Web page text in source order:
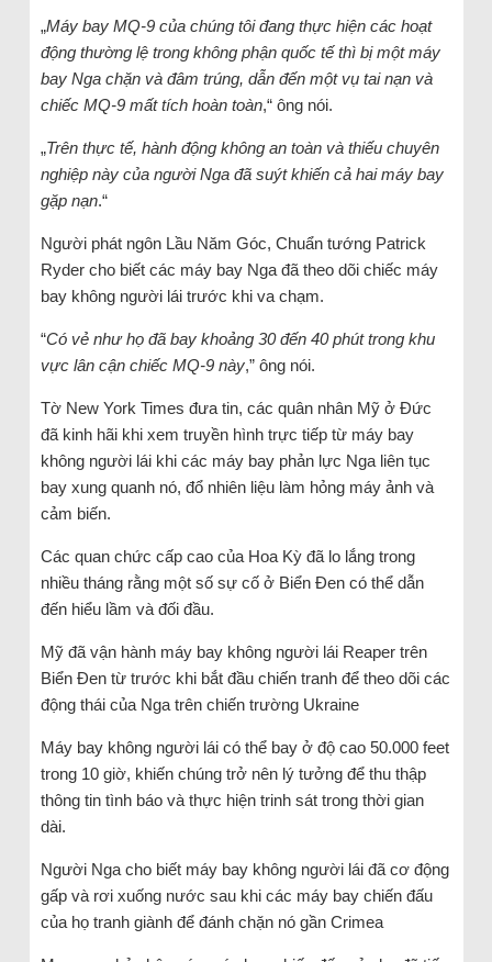
„Máy bay MQ-9 của chúng tôi đang thực hiện các hoạt
động thường lệ trong không phận quốc tế thì bị một máy
bay Nga chặn và đâm trúng, dẫn đến một vụ tai nạn và
chiếc MQ-9 mất tích hoàn toàn,“ ông nói.
„Trên thực tế, hành động không an toàn và thiếu chuyên
nghiệp này của người Nga đã suýt khiến cả hai máy bay
gặp nạn.“
Người phát ngôn Lầu Năm Góc, Chuẩn tướng Patrick
Ryder cho biết các máy bay Nga đã theo dõi chiếc máy
bay không người lái trước khi va chạm.
“Có vẻ như họ đã bay khoảng 30 đến 40 phút trong khu
vực lân cận chiếc MQ-9 này,” ông nói.
Tờ New York Times đưa tin, các quân nhân Mỹ ở Đức
đã kinh hãi khi xem truyền hình trực tiếp từ máy bay
không người lái khi các máy bay phản lực Nga liên tục
bay xung quanh nó, đổ nhiên liệu làm hỏng máy ảnh và
cảm biến.
Các quan chức cấp cao của Hoa Kỳ đã lo lắng trong
nhiều tháng rằng một số sự cố ở Biển Đen có thể dẫn
đến hiểu lầm và đối đầu.
Mỹ đã vận hành máy bay không người lái Reaper trên
Biển Đen từ trước khi bắt đầu chiến tranh để theo dõi các
động thái của Nga trên chiến trường Ukraine
Máy bay không người lái có thể bay ở độ cao 50.000 feet
trong 10 giờ, khiến chúng trở nên lý tưởng để thu thập
thông tin tình báo và thực hiện trinh sát trong thời gian
dài.
Người Nga cho biết máy bay không người lái đã cơ động
gấp và rơi xuống nước sau khi các máy bay chiến đấu
của họ tranh giành để đánh chặn nó gần Crimea